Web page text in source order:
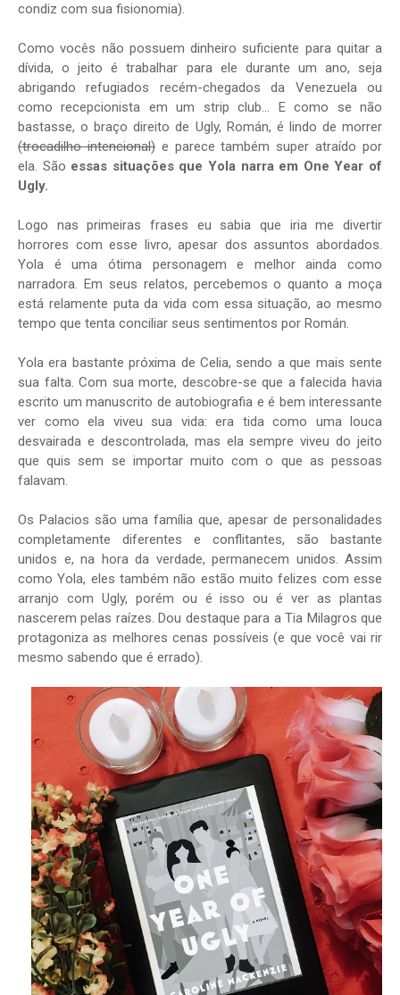
condiz com sua fisionomia).
Como vocês não possuem dinheiro suficiente para quitar a
dívida, o jeito é trabalhar para ele durante um ano, seja
abrigando refugiados recém-chegados da Venezuela ou
como recepcionista em um strip club... E como se não
bastasse, o braço direito de Ugly, Román, é lindo de morrer
(trocadilho intencional)e parece também super atraído por
ela. São essas situações que Yola narra em One Year of
Ugly.
Logo nas primeiras frases eu sabia que iria me divertir
horrores com esse livro, apesar dos assuntos abordados.
Yola é uma ótima personagem e melhor ainda como
narradora. Em seus relatos, percebemos o quanto a moça
está relamente puta da vida com essa situação, ao mesmo
tempo que tenta conciliar seus sentimentos por Román.
Yola era bastante próxima de Celia, sendo a que mais sente
sua falta. Com sua morte, descobre-se que a falecida havia
escrito um manuscrito de autobiografia e é bem interessante
ver como ela viveu sua vida: era tida como uma louca
desvairada e descontrolada, mas ela sempre viveu do jeito
que quis sem se importar muito com o que as pessoas
falavam.
Os Palacios são uma família que, apesar de personalidades
completamente diferentes e conflitantes, são bastante
unidos e, na hora da verdade, permanecem unidos. Assim
como Yola, eles também não estão muito felizes com esse
arranjo com Ugly, porém ou é isso ou é ver as plantas
nascerem pelas raízes. Dou destaque para a Tia Milagros que
protagoniza as melhores cenas possíveis (e que você vai rir
mesmo sabendo que é errado).